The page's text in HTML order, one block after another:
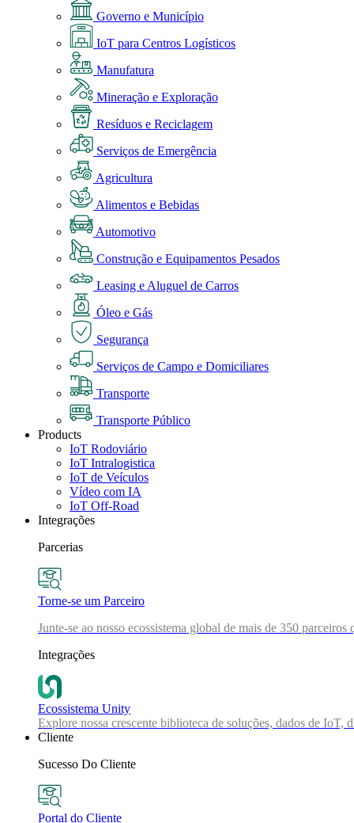
Governo e Município
IoT para Centros Logísticos
Manufatura
Mineração e Exploração
Resíduos e Reciclagem
Serviços de Emergência
Agricultura
Alimentos e Bebidas
Automotivo
Construção e Equipamentos Pesados
Leasing e Aluguel de Carros
Óleo e Gás
Segurança
Serviços de Campo e Domiciliares
Transporte
Transporte Público
Products
IoT Rodoviário
IoT Intralogistica
IoT de Veículos
Vídeo com IA
IoT Off-Road
Integrações
Parcerias
Torne-se um Parceiro
Junte-se ao nosso ecossistema global de mais de 350
Integrações
Ecossistema Unity
Explore nossa crescente biblioteca de soluções, dados de
Cliente
Sucesso Do Cliente
Portal do Cliente